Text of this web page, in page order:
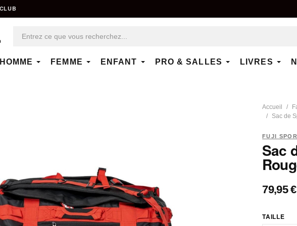
HOMME FEMME ENFANT PRO & SALLES LIVRES
Accueil
Sac de
FUJI
Sac
79,95 €
TAILLE